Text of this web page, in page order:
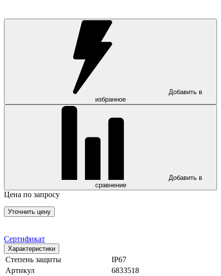
Добавить в
избранное
Добавить в
сравнение
Цена по запросу
Уточнить цену
Сертификат
Характеристики
Степень защиты
IP67
Артикул
6833518